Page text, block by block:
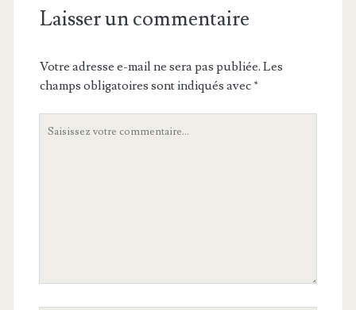
Laisser un commentaire
Votre adresse e-mail ne sera pas publiée. Les
champs obligatoires sont indiqués avec*